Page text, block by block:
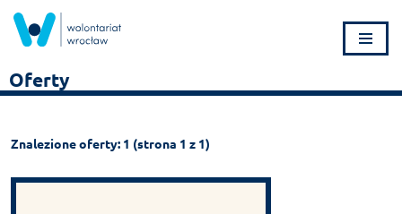
Przejdź
do
treści
Oferty
Znalezione oferty: 1 (strona 1 z 1)